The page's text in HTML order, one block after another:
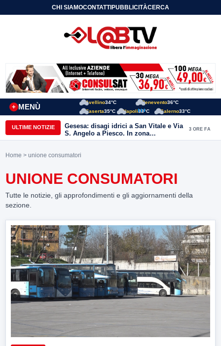
CHI SIAMOCONTATTIPUBBLICITÀCERCA
MENÙ
+
Avellino34°C Benevento36°C
Caserta35°C Napoli33°C Salerno33°C
ULTIME NOTIZIE
Gesesa: disagi idrici a San Vitale e Via
S. Angelo a Piesco. In zona
posizionata l’autobotte
3 ORE FA
Home > unione consumatori
UNIONE CONSUMATORI
Tutte le notizie, gli approfondimenti e gli aggiornamenti della
sezione.